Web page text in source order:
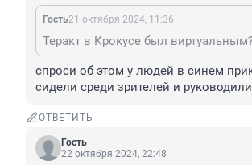
Гость21 октября 2024, 11:36
Теракт в Крокусе был
спроси об этом у людей в синем
сидели среди зрителей и
ОТВЕТИТЬ
Гость
22 октября 2024, 22:48